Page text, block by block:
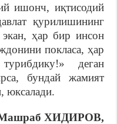
ишонч, иқтисодий
қурилишининг
ҳар бир инсон
покласа, ҳар
деган
бундай жамият
юксалади.
ХИДИРОВ,